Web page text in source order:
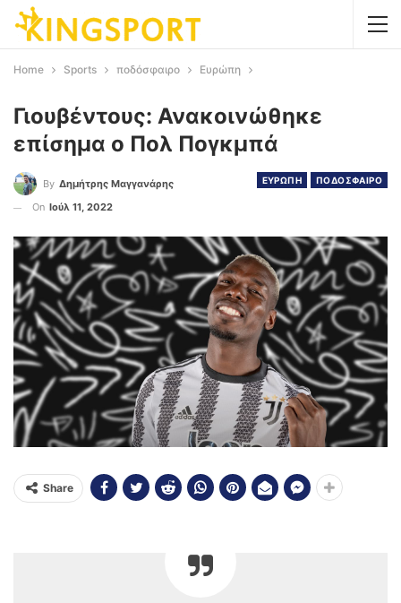
Home Sports ποδόσφαιρο Ευρώπη
Γιουβέντους: Ανακοινώθηκε
επίσημα ο Πολ Πογκμπά
ΕΥΡΩΠΗ ΠΟΔΟΣΦΑΙΡΟ
By Δημήτρης Μαγγανάρης
On Ιούλ 11, 2022
Share